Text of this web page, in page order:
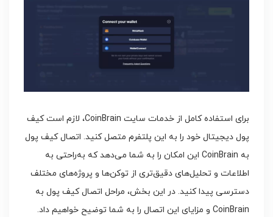
برای استفاده کامل از خدمات سایت CoinBrain، لازم است کیف
پول دیجیتال خود را به این پلتفرم متصل کنید. اتصال کیف پول
به CoinBrain این امکان را به شما می‌دهد که به‌راحتی به
اطلاعات و تحلیل‌های دقیق‌تری از توکن‌ها و پروژه‌های مختلف
دسترسی پیدا کنید. در این بخش، مراحل اتصال کیف پول به
CoinBrain و مزایای این اتصال را به شما توضیح خواهیم داد.